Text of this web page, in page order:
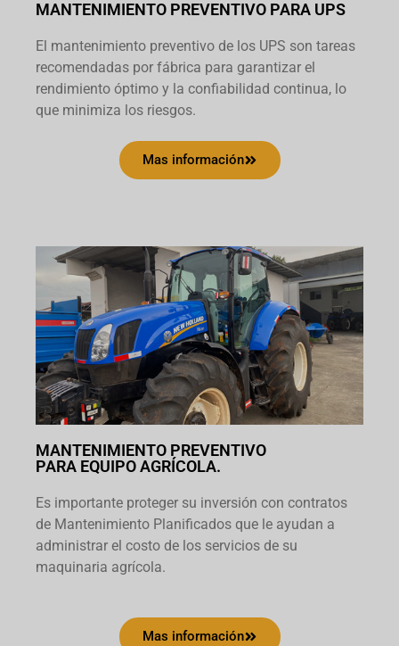
MANTENIMIENTO PREVENTIVO PARA UPS
El mantenimiento preventivo de los UPS son tareas
recomendadas por fábrica para garantizar el
rendimiento óptimo y la confiabilidad continua, lo
que minimiza los riesgos.
Mas información
MANTENIMIENTO PREVENTIVO
PARA EQUIPO AGRÍCOLA.
Es importante proteger su inversión con contratos
de Mantenimiento Planificados que le ayudan a
administrar el costo de los servicios de su
maquinaria agrícola.
Mas información